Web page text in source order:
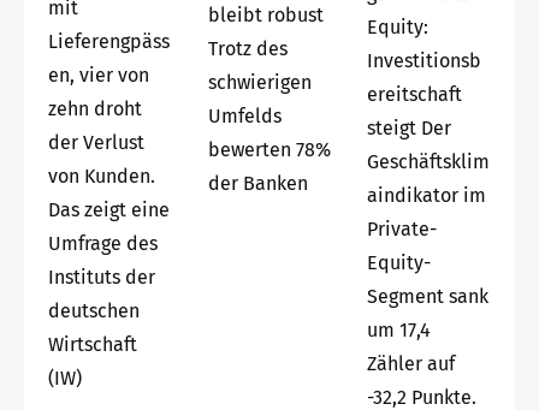
mit
Lieferengpäss
en, vier von
zehn droht
der Verlust
von Kunden.
Das zeigt eine
Umfrage des
Instituts der
deutschen
Wirtschaft
(IW)
bleibt robust
Trotz des
schwierigen
Umfelds
bewerten 78%
der Banken
Equity:
Investitionsb
ereitschaft
steigt Der
Geschäftsklim
aindikator im
Private-
Equity-
Segment sank
um 17,4
Zähler auf
-32,2 Punkte.